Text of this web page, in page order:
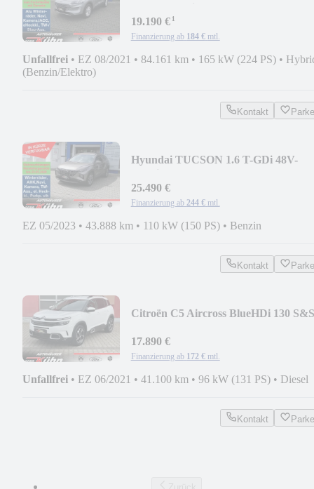
19.190 €¹
Finanzierung ab 184 € mtl.
Unfallfrei • EZ 08/2021 • 84.161 km • 165 kW (224 PS) •
(Benzin/Elektro)
Kontakt
Hyundai TUCSON 1.6 T-GDi 48V-
25.490 €
Finanzierung ab 244 € mtl.
EZ 05/2023 • 43.888 km • 110 kW (150 PS) • Benzin
Kontakt
Citroën C5 Aircross BlueHDi 130 S&S
17.890 €
Finanzierung ab 172 € mtl.
Unfallfrei • EZ 06/2021 • 41.100 km • 96 kW (131 PS) • Diesel
Kontakt